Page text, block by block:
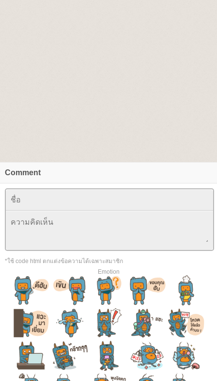
Comment
*ใช้ code html ตกแต่งข้อความได้เฉพาะสมาชิก
Emotion